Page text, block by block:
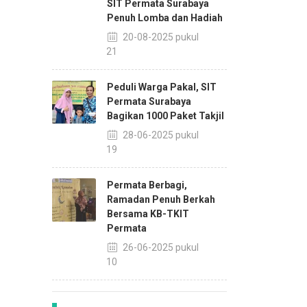
SIT Permata Surabaya
Penuh Lomba dan Hadiah
20-08-2025 pukul
13:21
Peduli Warga Pakal, SIT
Permata Surabaya
Bagikan 1000 Paket Takjil
28-06-2025 pukul
10:19
Permata Berbagi,
Ramadan Penuh Berkah
Bersama KB-TKIT
Permata
26-06-2025 pukul
15:10